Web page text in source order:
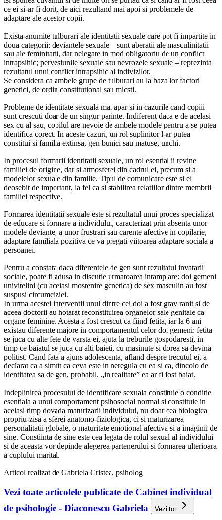
ce ei si-ar fi dorit, de aici rezultand mai apoi si problemele de
adaptare ale acestor copii.
Exista anumite tulburari ale identitatii sexuale care pot fi impartite in
doua categorii: deviantele sexuale – sunt aberatii ale masculinitatii
sau ale feminitatii, dar nelegate in mod obligatoriu de un conflict
intrapsihic; pervesiunile sexuale sau nevrozele sexuale – reprezinta
rezultatul unui conflict intrapsihic al indivizilor.
Se considera ca ambele grupe de tulburari au la baza lor factori
genetici, de ordin constitutional sau micsti.
Probleme de identitate sexuala mai apar si in cazurile cand copiii
sunt crescuti doar de un singur parinte. Indiferent daca e de acelasi
sex cu al sau, copilul are nevoie de ambele modele pentru a se putea
identifica corect. In aceste cazuri, un rol suplinitor l-ar putea
constitui si familia extinsa, gen bunici sau matuse, unchi.
In procesul formarii identitatii sexuale, un rol esential ii revine
familiei de origine, dar si atmosferei din cadrul ei, precum si a
modelelor sexuale din familie. Tipul de comunicare este si el
deosebit de important, la fel ca si stabilirea relatiilor dintre membrii
familiei respective.
Formarea identitatii sexuale este si rezultatul unui proces specializat
de educare si formare a individului, caracterizat prin absenta unor
modele deviante, a unor frustrari sau carente afective in copilarie,
adaptare familiala pozitiva ce va pregati viitoarea adaptare sociala a
persoanei.
Pentru a constata daca diferentele de gen sunt rezultatul invatarii
sociale, poate fi adusa in discutie urmatoarea intamplare: doi gemeni
univitelini (cu aceiasi mostenire genetica) de sex masculin au fost
suspusi circumciziei.
In urma acestei interventii unul dintre cei doi a fost grav ranit si de
aceea doctorii au hotarat reconstituirea organelor sale genitale ca
organe feminine. Acesta a fost crescut ca fiind fetita, iar la 6 ani
existau diferente majore in comportamentul celor doi gemeni: fetita
se juca cu alte fete de varsta ei, ajuta la treburile gospodaresti, in
timp ce baiatul se juca cu alti baieti, cu masinute si dorea sa devina
politist. Cand fata a ajuns adolescenta, afland despre trecutul ei, a
declarat ca a simtit ca ceva este in neregula cu ea si ca, dincolo de
identitatea sa de gen, probabil, „in realitate” ea ar fi fost baiat.
Indeplinirea procesului de identificare sexuala constituie o conditie
esentiala a unui comportament psihosocial normal si constituie in
acelasi timp dovada maturizarii individului, nu doar cea biologica
propriu-zisa a sferei anatomo-fiziologica, ci si maturizarea
personalitatii globale, o maturitate emotional afectiva si a imaginii de
sine. Constiinta de sine este cea legata de rolul sexual al individului
si de aceasta vor depinde alegerea partenerului si formarea ulterioara
a cuplului marital.
Articol realizat de Gabriela Cristea, psiholog
Vezi toate articolele publicate de Cabinet individual
de psihologie - Diaconescu Gabriela
Vezi tot